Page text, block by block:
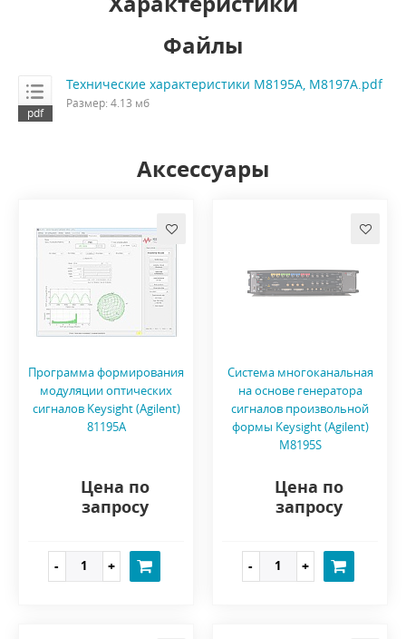
Файлы
Технические характеристики M8195A, M8197A.pdf
Размер: 4.13 мб
Аксессуары
Программа формирования
модуляции оптических
сигналов Keysight (Agilent)
81195A
Цена по
запросу
Система многоканальная
на основе генератора
сигналов произвольной
формы Keysight (Agilent)
M8195S
Цена по
запросу